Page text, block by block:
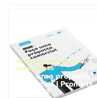
NEGÓCIOS, PROCESSOS
EMPRESARIAIS
Faça uma proposta
comercial | Prompts
ChatGPT